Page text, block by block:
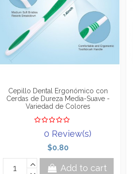
Cepillo Dental Ergonómico con
Cerdas de Dureza Media-Suave -
Variedad de Colores
0 Review(s)
$0.80
Add to cart